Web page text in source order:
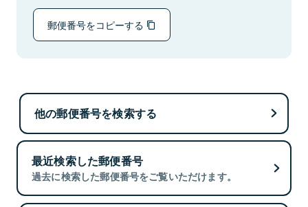
郵便番号をコピーする
他の郵便番号を検索する
最近検索した郵便番号
過去に検索した郵便番号をご覧いただけます。